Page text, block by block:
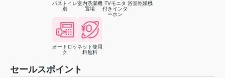
バストイレ
別
室内洗濯機
置場
TVモニタ
付きインタ
ーホン
浴室乾燥機
オートロッ
ク
ネット使用
料無料
セールスポイント